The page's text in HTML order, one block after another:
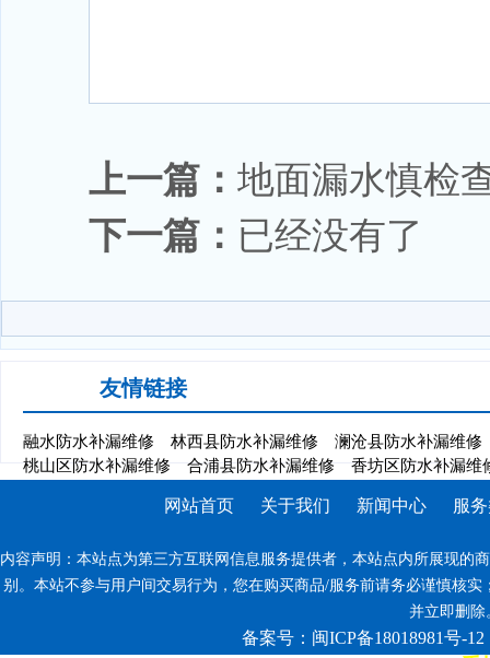
上一篇： 地面漏水慎检
下一篇： 已经没有了
友情链接
融水防水补漏维修 林西县防水补漏维修
澜沧县防水补漏维修
桃山区防水补漏维修
合浦县防水补漏维修 香坊区防水补漏维
网站首页 关于我们 新闻中心 服
内容声明：本站点为第三方互联网信息服务提供者，本站点内所展现的
别。本站不参与用户间交易行为，您在购买商品/服务前请务必谨慎核
并立即删除
备案号：闽ICP备18018981号-12